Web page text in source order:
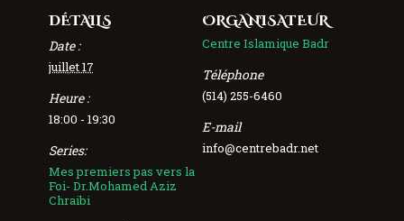
DÉTAILS
Date :
juillet 17
Heure :
18:00 - 19:30
Series:
Mes premiers pas vers la
Foi- Dr.Mohamed Aziz
Chraibi
ORGANISATEUR
Centre Islamique Badr
Téléphone
(514) 255-6460
E-mail
info@centrebadr.net